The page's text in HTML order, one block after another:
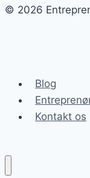
© 2026
Blog
Kontakt os